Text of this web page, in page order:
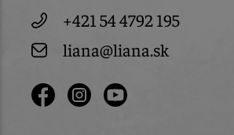
+421 54 4792 195
liana@liana.sk